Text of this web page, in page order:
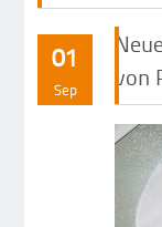
01
Sep
von